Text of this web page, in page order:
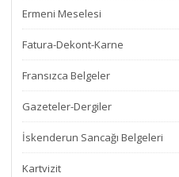
Ermeni Meselesi
Fatura-Dekont-Karne
Fransızca Belgeler
Gazeteler-Dergiler
İskenderun Sancağı Belgeleri
Kartvizit